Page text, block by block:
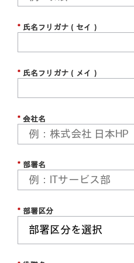
* 氏名フリガナ（セイ）
* 氏名フリガナ（メイ）
* 会社名
* 部署名
* 部署区分